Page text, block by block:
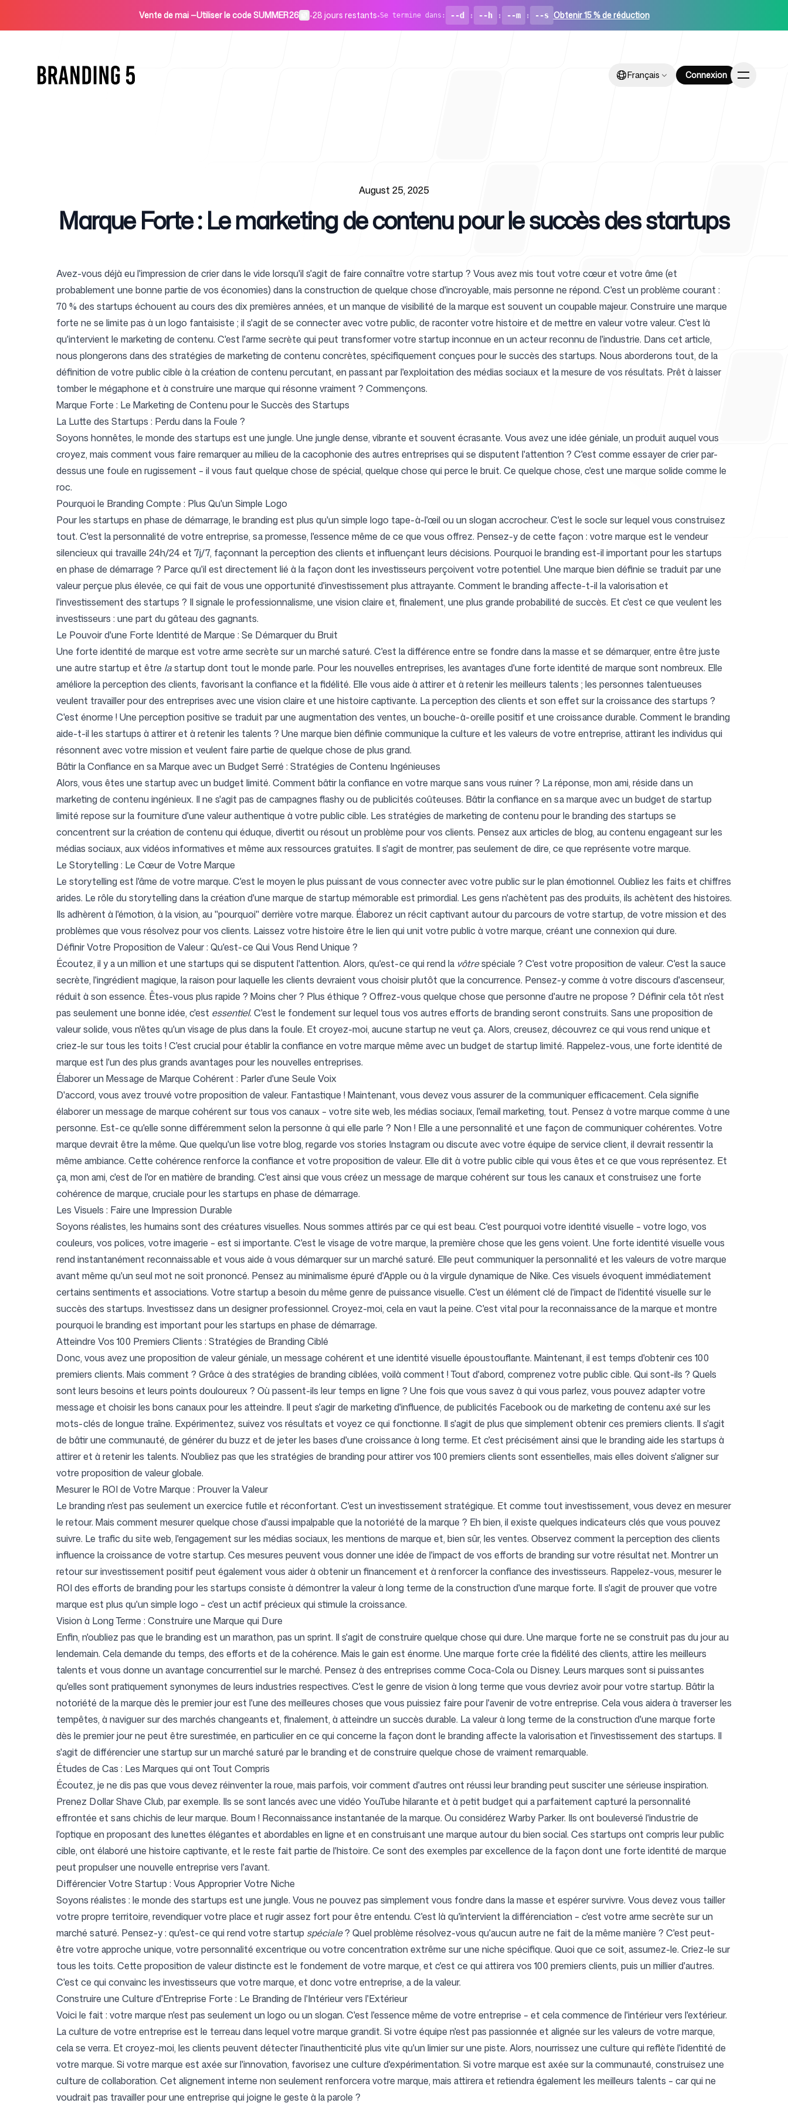
Vente de mai—Utiliser le code SUMMER26 •28 jours restants•Se termine dans : --d : --h : --m : --s Obtenir 15 % de réduction
Français Connexion
Français Connexion
Tarifs Centre d'aide
Outils gratuits
Contact
Connexion S'inscrire Suivez-nous
August 25, 2025
Marque Forte : Le marketing de contenu pour le succès des startups
Avez-vous déjà eu l'impression de crier dans le vide lorsqu'il s'agit de faire connaître votre startup ? Vous avez mis tout votre cœur et votre âme (et
probablement une bonne partie de vos économies) dans la construction de quelque chose d'incroyable, mais personne ne répond. C'est un problème courant :
70 % des startups échouent au cours des dix premières années, et un manque de visibilité de la marque est souvent un coupable majeur. Construire une marque
forte ne se limite pas à un logo fantaisiste ; il s'agit de se connecter avec votre public, de raconter votre histoire et de mettre en valeur votre valeur. C'est là
qu'intervient le marketing de contenu. C'est l'arme secrète qui peut transformer votre startup inconnue en un acteur reconnu de l'industrie. Dans cet article,
nous plongerons dans des stratégies de marketing de contenu concrètes, spécifiquement conçues pour le succès des startups. Nous aborderons tout, de la
définition de votre public cible à la création de contenu percutant, en passant par l'exploitation des médias sociaux et la mesure de vos résultats. Prêt à laisser
tomber le mégaphone et à construire une marque qui résonne vraiment ? Commençons.
Marque Forte : Le Marketing de Contenu pour le Succès des Startups
La Lutte des Startups : Perdu dans la Foule ?
Soyons honnêtes, le monde des startups est une jungle. Une jungle dense, vibrante et souvent écrasante. Vous avez une idée géniale, un produit auquel vous
croyez, mais comment vous faire remarquer au milieu de la cacophonie des autres entreprises qui se disputent l'attention ? C'est comme essayer de crier par-
dessus une foule en rugissement – il vous faut quelque chose de spécial, quelque chose qui perce le bruit. Ce quelque chose, c'est une marque solide comme le
roc.
Pourquoi le Branding Compte : Plus Qu'un Simple Logo
Pour les startups en phase de démarrage, le branding est plus qu'un simple logo tape-à-l'œil ou un slogan accrocheur. C'est le socle sur lequel vous construisez
tout. C'est la personnalité de votre entreprise, sa promesse, l'essence même de ce que vous offrez. Pensez-y de cette façon : votre marque est le vendeur
silencieux qui travaille 24h/24 et 7j/7, façonnant la perception des clients et influençant leurs décisions. Pourquoi le branding est-il important pour les startups
en phase de démarrage ? Parce qu'il est directement lié à la façon dont les investisseurs perçoivent votre potentiel. Une marque bien définie se traduit par une
valeur perçue plus élevée, ce qui fait de vous une opportunité d'investissement plus attrayante. Comment le branding affecte-t-il la valorisation et
l'investissement des startups ? Il signale le professionnalisme, une vision claire et, finalement, une plus grande probabilité de succès. Et c'est ce que veulent les
investisseurs : une part du gâteau des gagnants.
Le Pouvoir d'une Forte Identité de Marque : Se Démarquer du Bruit
Une forte identité de marque est votre arme secrète sur un marché saturé. C'est la différence entre se fondre dans la masse et se démarquer, entre être juste
une autre startup et être lastartup dont tout le monde parle. Pour les nouvelles entreprises, les avantages d'une forte identité de marque sont nombreux. Elle
améliore la perception des clients, favorisant la confiance et la fidélité. Elle vous aide à attirer et à retenir les meilleurs talents ; les personnes talentueuses
veulent travailler pour des entreprises avec une vision claire et une histoire captivante. La perception des clients et son effet sur la croissance des startups ?
C'est énorme ! Une perception positive se traduit par une augmentation des ventes, un bouche-à-oreille positif et une croissance durable. Comment le branding
aide-t-il les startups à attirer et à retenir les talents ? Une marque bien définie communique la culture et les valeurs de votre entreprise, attirant les individus qui
résonnent avec votre mission et veulent faire partie de quelque chose de plus grand.
Bâtir la Confiance en sa Marque avec un Budget Serré : Stratégies de Contenu Ingénieuses
Alors, vous êtes une startup avec un budget limité. Comment bâtir la confiance en votre marque sans vous ruiner ? La réponse, mon ami, réside dans un
marketing de contenu ingénieux. Il ne s'agit pas de campagnes flashy ou de publicités coûteuses. Bâtir la confiance en sa marque avec un budget de startup
limité repose sur la fourniture d'une valeur authentique à votre public cible. Les stratégies de marketing de contenu pour le branding des startups se
concentrent sur la création de contenu qui éduque, divertit ou résout un problème pour vos clients. Pensez aux articles de blog, au contenu engageant sur les
médias sociaux, aux vidéos informatives et même aux ressources gratuites. Il s'agit de montrer, pas seulement de dire, ce que représente votre marque.
Le Storytelling : Le Cœur de Votre Marque
Le storytelling est l'âme de votre marque. C'est le moyen le plus puissant de vous connecter avec votre public sur le plan émotionnel. Oubliez les faits et chiffres
arides. Le rôle du storytelling dans la création d'une marque de startup mémorable est primordial. Les gens n'achètent pas des produits, ils achètent des histoires.
Ils adhèrent à l'émotion, à la vision, au "pourquoi" derrière votre marque. Élaborez un récit captivant autour du parcours de votre startup, de votre mission et des
problèmes que vous résolvez pour vos clients. Laissez votre histoire être le lien qui unit votre public à votre marque, créant une connexion qui dure.
Définir Votre Proposition de Valeur : Qu'est-ce Qui Vous Rend Unique ?
Écoutez, il y a un million et une startups qui se disputent l'attention. Alors, qu'est-ce qui rend la vôtrespéciale ? C'est votre proposition de valeur. C'est la sauce
secrète, l'ingrédient magique, la raison pour laquelle les clients devraient vous choisir plutôt que la concurrence. Pensez-y comme à votre discours d'ascenseur,
réduit à son essence. Êtes-vous plus rapide ? Moins cher ? Plus éthique ? Offrez-vous quelque chose que personne d'autre ne propose ? Définir cela tôt n'est
pas seulement une bonne idée, c'est essentiel. C'est le fondement sur lequel tous vos autres efforts de branding seront construits. Sans une proposition de
valeur solide, vous n'êtes qu'un visage de plus dans la foule. Et croyez-moi, aucune startup ne veut ça. Alors, creusez, découvrez ce qui vous rend unique et
criez-le sur tous les toits ! C'est crucial pour établir la confiance en votre marque même avec un budget de startup limité. Rappelez-vous, une forte identité de
marque est l'un des plus grands avantages pour les nouvelles entreprises.
Élaborer un Message de Marque Cohérent : Parler d'une Seule Voix
D'accord, vous avez trouvé votre proposition de valeur. Fantastique ! Maintenant, vous devez vous assurer de la communiquer efficacement. Cela signifie
élaborer un message de marque cohérent sur tous vos canaux – votre site web, les médias sociaux, l'email marketing, tout. Pensez à votre marque comme à une
personne. Est-ce qu'elle sonne différemment selon la personne à qui elle parle ? Non ! Elle a une personnalité et une façon de communiquer cohérentes. Votre
marque devrait être la même. Que quelqu'un lise votre blog, regarde vos stories Instagram ou discute avec votre équipe de service client, il devrait ressentir la
même ambiance. Cette cohérence renforce la confiance et votre proposition de valeur. Elle dit à votre public cible qui vous êtes et ce que vous représentez. Et
ça, mon ami, c'est de l'or en matière de branding. C'est ainsi que vous créez un message de marque cohérent sur tous les canaux et construisez une forte
cohérence de marque, cruciale pour les startups en phase de démarrage.
Les Visuels : Faire une Impression Durable
Soyons réalistes, les humains sont des créatures visuelles. Nous sommes attirés par ce qui est beau. C'est pourquoi votre identité visuelle – votre logo, vos
couleurs, vos polices, votre imagerie – est si importante. C'est le visage de votre marque, la première chose que les gens voient. Une forte identité visuelle vous
rend instantanément reconnaissable et vous aide à vous démarquer sur un marché saturé. Elle peut communiquer la personnalité et les valeurs de votre marque
avant même qu'un seul mot ne soit prononcé. Pensez au minimalisme épuré d'Apple ou à la virgule dynamique de Nike. Ces visuels évoquent immédiatement
certains sentiments et associations. Votre startup a besoin du même genre de puissance visuelle. C'est un élément clé de l'impact de l'identité visuelle sur le
succès des startups. Investissez dans un designer professionnel. Croyez-moi, cela en vaut la peine. C'est vital pour la reconnaissance de la marque et montre
pourquoi le branding est important pour les startups en phase de démarrage.
Atteindre Vos 100 Premiers Clients : Stratégies de Branding Ciblé
Donc, vous avez une proposition de valeur géniale, un message cohérent et une identité visuelle époustouflante. Maintenant, il est temps d'obtenir ces 100
premiers clients. Mais comment ? Grâce à des stratégies de branding ciblées, voilà comment ! Tout d'abord, comprenez votre public cible. Qui sont-ils ? Quels
sont leurs besoins et leurs points douloureux ? Où passent-ils leur temps en ligne ? Une fois que vous savez à qui vous parlez, vous pouvez adapter votre
message et choisir les bons canaux pour les atteindre. Il peut s'agir de marketing d'influence, de publicités Facebook ou de marketing de contenu axé sur les
mots-clés de longue traîne. Expérimentez, suivez vos résultats et voyez ce qui fonctionne. Il s'agit de plus que simplement obtenir ces premiers clients. Il s'agit
de bâtir une communauté, de générer du buzz et de jeter les bases d'une croissance à long terme. Et c'est précisément ainsi que le branding aide les startups à
attirer et à retenir les talents. N'oubliez pas que les stratégies de branding pour attirer vos 100 premiers clients sont essentielles, mais elles doivent s'aligner sur
votre proposition de valeur globale.
Mesurer le ROI de Votre Marque : Prouver la Valeur
Le branding n'est pas seulement un exercice futile et réconfortant. C'est un investissement stratégique. Et comme tout investissement, vous devez en mesurer
le retour. Mais comment mesurer quelque chose d'aussi impalpable que la notoriété de la marque ? Eh bien, il existe quelques indicateurs clés que vous pouvez
suivre. Le trafic du site web, l'engagement sur les médias sociaux, les mentions de marque et, bien sûr, les ventes. Observez comment la perception des clients
influence la croissance de votre startup. Ces mesures peuvent vous donner une idée de l'impact de vos efforts de branding sur votre résultat net. Montrer un
retour sur investissement positif peut également vous aider à obtenir un financement et à renforcer la confiance des investisseurs. Rappelez-vous, mesurer le
ROI des efforts de branding pour les startups consiste à démontrer la valeur à long terme de la construction d'une marque forte. Il s'agit de prouver que votre
marque est plus qu'un simple logo – c'est un actif précieux qui stimule la croissance.
Vision à Long Terme : Construire une Marque qui Dure
Enfin, n'oubliez pas que le branding est un marathon, pas un sprint. Il s'agit de construire quelque chose qui dure. Une marque forte ne se construit pas du jour au
lendemain. Cela demande du temps, des efforts et de la cohérence. Mais le gain est énorme. Une marque forte crée la fidélité des clients, attire les meilleurs
talents et vous donne un avantage concurrentiel sur le marché. Pensez à des entreprises comme Coca-Cola ou Disney. Leurs marques sont si puissantes
qu'elles sont pratiquement synonymes de leurs industries respectives. C'est le genre de vision à long terme que vous devriez avoir pour votre startup. Bâtir la
notoriété de la marque dès le premier jour est l'une des meilleures choses que vous puissiez faire pour l'avenir de votre entreprise. Cela vous aidera à traverser les
tempêtes, à naviguer sur des marchés changeants et, finalement, à atteindre un succès durable. La valeur à long terme de la construction d'une marque forte
dès le premier jour ne peut être surestimée, en particulier en ce qui concerne la façon dont le branding affecte la valorisation et l'investissement des startups. Il
s'agit de différencier une startup sur un marché saturé par le branding et de construire quelque chose de vraiment remarquable.
Études de Cas : Les Marques qui ont Tout Compris
Écoutez, je ne dis pas que vous devez réinventer la roue, mais parfois, voir comment d'autres ont réussi leur branding peut susciter une sérieuse inspiration.
Prenez Dollar Shave Club, par exemple. Ils se sont lancés avec une vidéo YouTube hilarante et à petit budget qui a parfaitement capturé la personnalité
effrontée et sans chichis de leur marque. Boum ! Reconnaissance instantanée de la marque. Ou considérez Warby Parker. Ils ont bouleversé l'industrie de
l'optique en proposant des lunettes élégantes et abordables en ligne et en construisant une marque autour du bien social. Ces startups ont compris leur public
cible, ont élaboré une histoire captivante, et le reste fait partie de l'histoire. Ce sont des exemples par excellence de la façon dont une forte identité de marque
peut propulser une nouvelle entreprise vers l'avant.
Différencier Votre Startup : Vous Approprier Votre Niche
Soyons réalistes : le monde des startups est une jungle. Vous ne pouvez pas simplement vous fondre dans la masse et espérer survivre. Vous devez vous tailler
votre propre territoire, revendiquer votre place et rugir assez fort pour être entendu. C'est là qu'intervient la différenciation – c'est votre arme secrète sur un
marché saturé. Pensez-y : qu'est-ce qui rend votre startup spéciale? Quel problème résolvez-vous qu'aucun autre ne fait de la même manière ? C'est peut-
être votre approche unique, votre personnalité excentrique ou votre concentration extrême sur une niche spécifique. Quoi que ce soit, assumez-le. Criez-le sur
tous les toits. Cette proposition de valeur distincte est le fondement de votre marque, et c'est ce qui attirera vos 100 premiers clients, puis un millier d'autres.
C'est ce qui convainc les investisseurs que votre marque, et donc votre entreprise, a de la valeur.
Construire une Culture d'Entreprise Forte : Le Branding de l'Intérieur vers l'Extérieur
Voici le fait : votre marque n'est pas seulement un logo ou un slogan. C'est l'essence même de votre entreprise – et cela commence de l'intérieur vers l'extérieur.
La culture de votre entreprise est le terreau dans lequel votre marque grandit. Si votre équipe n'est pas passionnée et alignée sur les valeurs de votre marque,
cela se verra. Et croyez-moi, les clients peuvent détecter l'inauthenticité plus vite qu'un limier sur une piste. Alors, nourrissez une culture qui reflète l'identité de
votre marque. Si votre marque est axée sur l'innovation, favorisez une culture d'expérimentation. Si votre marque est axée sur la communauté, construisez une
culture de collaboration. Cet alignement interne non seulement renforcera votre marque, mais attirera et retiendra également les meilleurs talents – car qui ne
voudrait pas travailler pour une entreprise qui joigne le geste à la parole ?